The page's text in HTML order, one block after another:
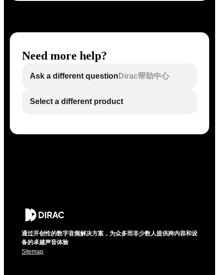
Need more help?
Ask a different question Dirac帮助中心
Select a different product
通过开创性的数字音频解决方案，为众多而非少数人提供跨内容和设
备的卓越声音体验
Sitemap